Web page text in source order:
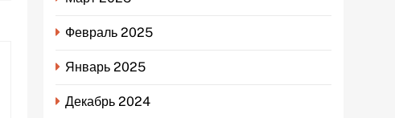
Февраль 2025
Январь 2025
Декабрь 2024